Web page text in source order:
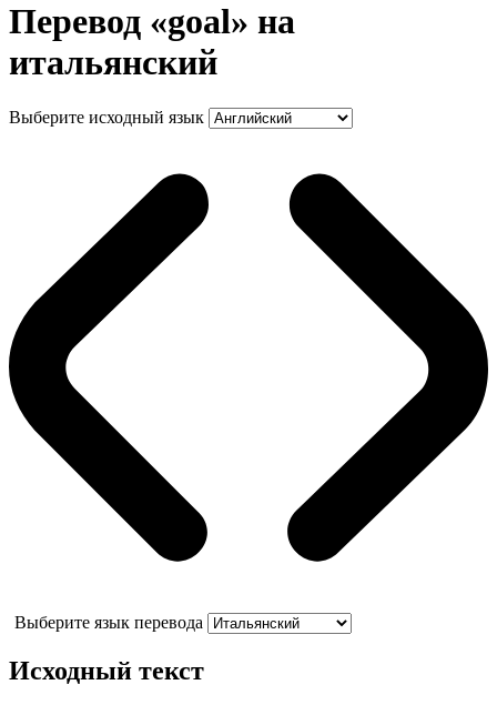
Перевод «goal» на
итальянский
Выберите исходный язык
Выберите язык перевода
Исходный текст